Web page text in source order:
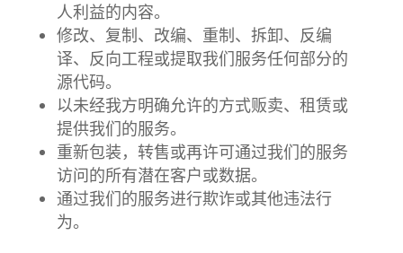
人利益的内容。
修改、复制、改编、重制、拆卸、反编
译、反向工程或提取我们服务任何部分的
源代码。
以未经我方明确允许的方式贩卖、租赁或
提供我们的服务。
重新包装，转售或再许可通过我们的服务
访问的所有潜在客户或数据。
通过我们的服务进行欺诈或其他违法行
为。